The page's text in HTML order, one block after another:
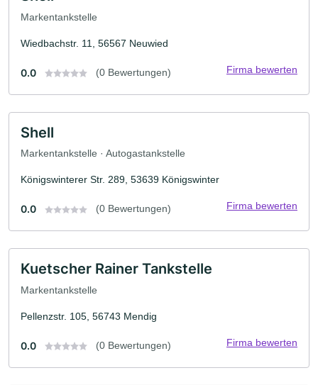
Markentankstelle
Wiedbachstr. 11, 56567 Neuwied
0.0 (0 Bewertungen) Firma bewerten
Shell
Markentankstelle · Autogastankstelle
Königswinterer Str. 289, 53639 Königswinter
0.0 (0 Bewertungen) Firma bewerten
Kuetscher Rainer Tankstelle
Markentankstelle
Pellenzstr. 105, 56743 Mendig
0.0 (0 Bewertungen) Firma bewerten